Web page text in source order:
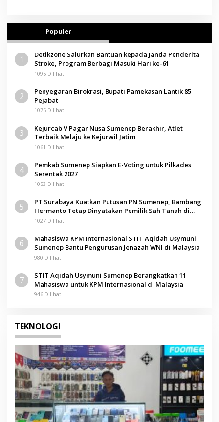
Populer
1
Detikzone Salurkan Bantuan kepada Janda Penderita
Stroke, Program Berbagi Masuki Hari ke-61
1095 Dilihat
2
Penyegaran Birokrasi, Bupati Pamekasan Lantik 85
Pejabat
1075 Dilihat
3
Kejurcab V Pagar Nusa Sumenep Berakhir, Atlet
Terbaik Melaju ke Kejurwil Jatim
1061 Dilihat
4
Pemkab Sumenep Siapkan E-Voting untuk Pilkades
Serentak 2027
1053 Dilihat
5
PT Surabaya Kuatkan Putusan PN Sumenep, Bambang
Hermanto Tetap Dinyatakan Pemilik Sah Tanah di
Pamolokan
1027 Dilihat
6
Mahasiswa KPM Internasional STIT Aqidah Usymuni
Sumenep Bantu Pengurusan Jenazah WNI di Malaysia
980 Dilihat
7
STIT Aqidah Usymuni Sumenep Berangkatkan 11
Mahasiswa untuk KPM Internasional di Malaysia
946 Dilihat
TEKNOLOGI